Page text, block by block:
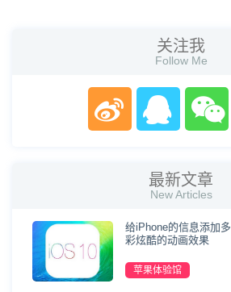
关注我
Follow Me
最新文章
New Articles
给iPhone的信息添加多
彩炫酷的动画效果
苹果体验馆